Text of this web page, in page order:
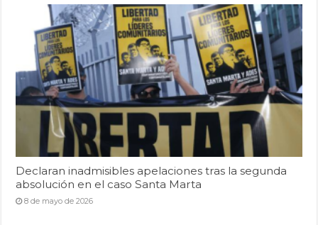
Declaran inadmisibles apelaciones tras la segunda
absolución en el caso Santa Marta
8 de mayo de 2026